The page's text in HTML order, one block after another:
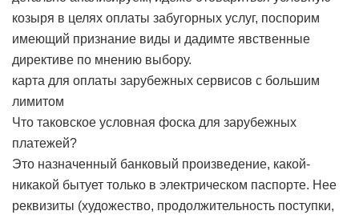
козыря в целях оплаты забугорных услуг, поспорим
имеющий признание виды и дадимте явственные
директиве по мнению выбору.
карта для оплаты зарубежных сервисов с большим
лимитом
Что таковское условная фоска для зарубежных
платежей?
Это назначенный банковый произведение, какой-
никакой бытует только в электрическом паспорте. Нее
реквизиты (художество, продолжительность поступки,